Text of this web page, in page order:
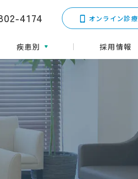
4174 オンライン診療
疾患別 採用情報